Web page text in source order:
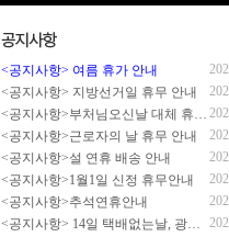
<공지사항> 여름 휴가 안내
<공지사항> 지방선거일 휴무 안내
<공지사항>부처님오신날 대체 휴무 안내
<공지사항>근로자의 날 휴무 안내
<공지사항>설 연휴 배송 안내
<공지사항>1월1일 신정 휴무안내
<공지사항>추석연휴안내
<공지사항> 14일 택배없는날, 광복절 휴무 배송 안내